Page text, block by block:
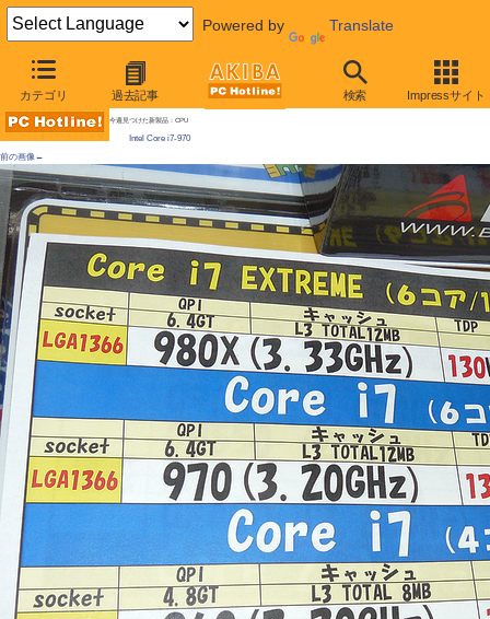
Powered by Translate
カテゴリ 過去記事 検索 Impressサイト
AKIBA PC Hotline! 2010年7月17日号
Intel 6コア廉価版が日曜発売、9万円弱、「870S」「760」も発売、一部価格改定も
今週見つけた新製品：CPU
Intel Core i7-970
前の画像←